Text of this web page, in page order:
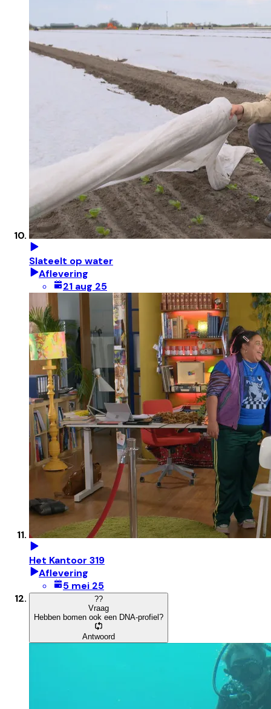
Slateelt op water
Aflevering
21 aug 25
Het Kantoor 319
Aflevering
5 mei 25
??
Vraag
Hebben bomen ook een DNA-profiel?
Antwoord